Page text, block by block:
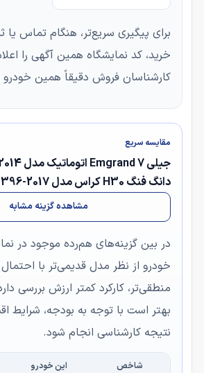
برای پیگیری سریع‌تر، هنگام تماس
خرید، کد نمایشگاه همین آگهی را
کارشناسان فروش دقیقاً همین خودرو
مقایسه سریع
دانگ فنگ H30 کراس مدل 2017-1396
مشاهده گزینه مشابه
در بین گزینه‌های هم‌رده موجود در
خودرو از نظر مدل قدیمی‌تر با
منطقی‌تر، کارکرد کمتر ارزش بررسی
بهتر است با توجه به بودجه، شرایط
نتیجه کارشناسی انجام شود.
شاخص این خودرو